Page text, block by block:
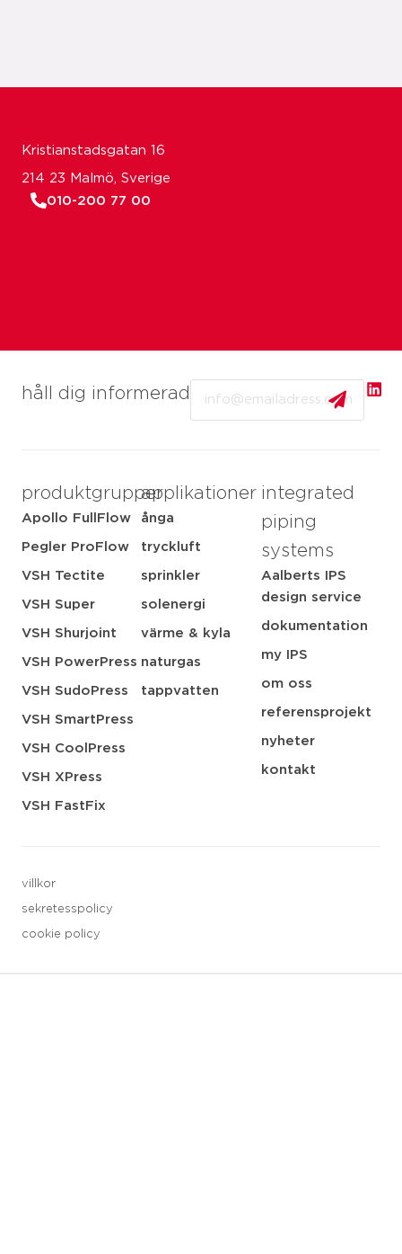
håll dig informerad
produktgrupper
Apollo FullFlow
Pegler ProFlow
VSH Tectite
VSH Super
VSH Shurjoint
VSH PowerPress
VSH SudoPress
VSH SmartPress
VSH CoolPress
VSH XPress
VSH FastFix
applikationer
ånga
tryckluft
sprinkler
solenergi
värme & kyla
naturgas
tappvatten
integrated
piping
systems
Aalberts IPS
design service
dokumentation
my IPS
om oss
referensprojekt
nyheter
kontakt
villkor
sekretesspolicy
cookie policy
Kristianstadsgatan 16
214 23 Malmö, Sverige
010-200 77 00